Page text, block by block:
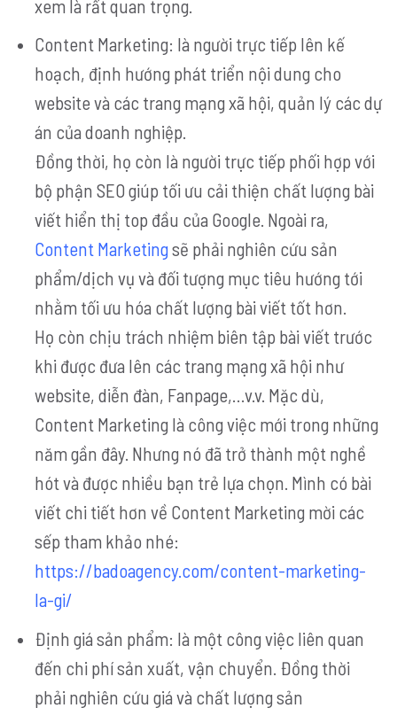
xem là rất quan trọng.
Content Marketing: là người trực tiếp lên kế
hoạch, định hướng phát triển nội dung cho
website và các trang mạng xã hội, quản lý các dự
án của doanh nghiệp.
Đồng thời, họ còn là người trực tiếp phối hợp với
bộ phận SEO giúp tối ưu cải thiện chất lượng bài
viết hiển thị top đầu của Google. Ngoài ra,
Content Marketingsẽ phải nghiên cứu sản
phẩm/dịch vụ và đối tượng mục tiêu hướng tới
nhằm tối ưu hóa chất lượng bài viết tốt hơn.
Họ còn chịu trách nhiệm biên tập bài viết trước
khi được đưa lên các trang mạng xã hội như
website, diễn đàn, Fanpage,…v.v. Mặc dù,
Content Marketing là công việc mới trong những
năm gần đây. Nhưng nó đã trở thành một nghề
hót và được nhiều bạn trẻ lựa chọn. Mình có bài
viết chi tiết hơn về Content Marketing mời các
sếp tham khảo nhé:
https://badoagency.com/content-marketing-
la-gi/
Định giá sản phẩm: là một công việc liên quan
đến chi phí sản xuất, vận chuyển. Đồng thời
phải nghiên cứu giá và chất lượng sản